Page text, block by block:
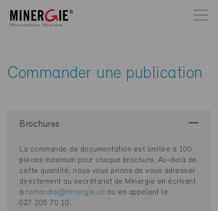
Commander une publication
Brochures
La commande de documentation est limitée à 100
pièces maximum pour chaque brochure. Au-delà de
cette quantité, nous vous prions de vous adresser
directement au secrétariat de Minergie en écrivant
à romandie@minergie.ch ou en appelant le
027 205 70 10.